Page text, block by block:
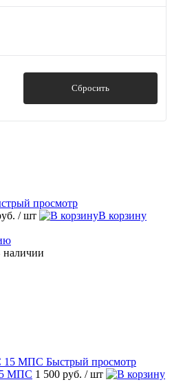
Сбросить
просмотр
/ шт
В корзину
наличии
Быстрый просмотр
МПС 1 500 руб. / шт